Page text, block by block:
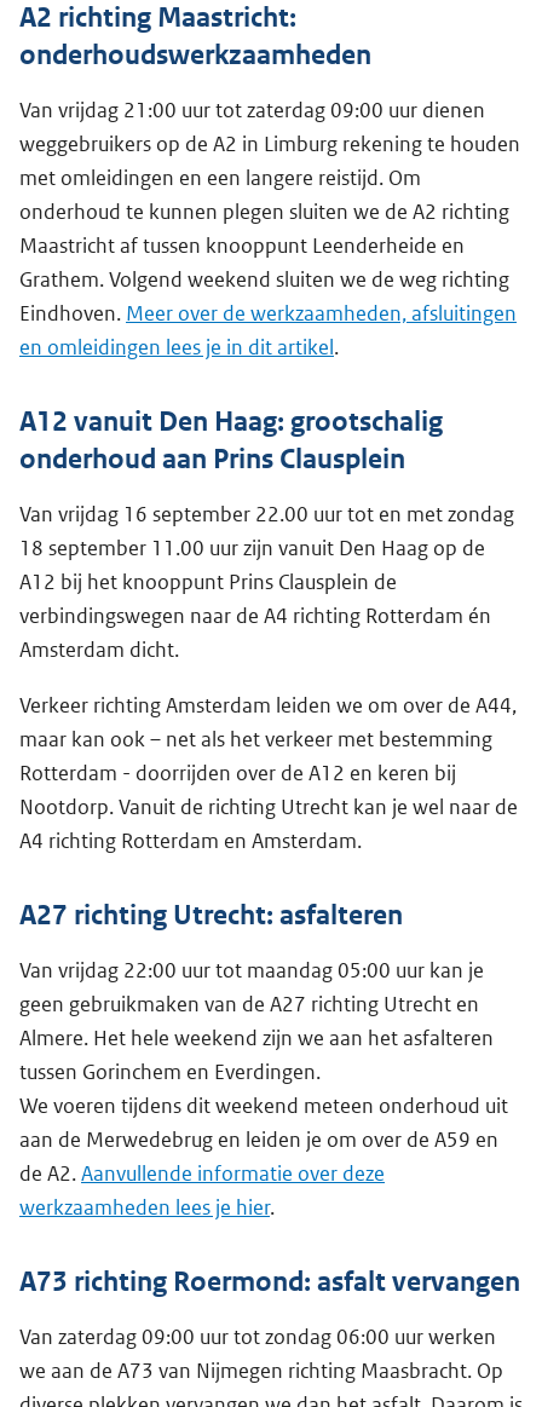
A2 richting Maastricht:
onderhoudswerkzaamheden
Van vrijdag 21:00 uur tot zaterdag 09:00 uur dienen
weggebruikers op de A2 in Limburg rekening te houden
met omleidingen en een langere reistijd. Om
onderhoud te kunnen plegen sluiten we de A2 richting
Maastricht af tussen knooppunt Leenderheide en
Grathem. Volgend weekend sluiten we de weg richting
Eindhoven. Meer over de werkzaamheden, afsluitingen
en omleidingen lees je in dit artikel.
A12 vanuit Den Haag: grootschalig
onderhoud aan Prins Clausplein
Van vrijdag 16 september 22.00 uur tot en met zondag
18 september 11.00 uur zijn vanuit Den Haag op de
A12 bij het knooppunt Prins Clausplein de
verbindingswegen naar de A4 richting Rotterdam én
Amsterdam dicht.
Verkeer richting Amsterdam leiden we om over de A44,
maar kan ook – net als het verkeer met bestemming
Rotterdam - doorrijden over de A12 en keren bij
Nootdorp. Vanuit de richting Utrecht kan je wel naar de
A4 richting Rotterdam en Amsterdam.
A27 richting Utrecht: asfalteren
Van vrijdag 22:00 uur tot maandag 05:00 uur kan je
geen gebruikmaken van de A27 richting Utrecht en
Almere. Het hele weekend zijn we aan het asfalteren
tussen Gorinchem en Everdingen.
We voeren tijdens dit weekend meteen onderhoud uit
aan de Merwedebrug en leiden je om over de A59 en
de A2.Aanvullende informatie over deze
werkzaamheden lees je hier.
A73 richting Roermond: asfalt vervangen
Van zaterdag 09:00 uur tot zondag 06:00 uur werken
we aan de A73 van Nijmegen richting Maasbracht. Op